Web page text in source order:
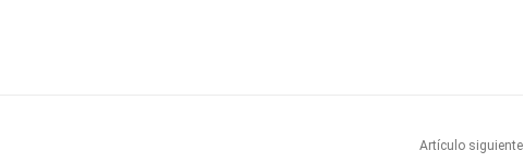
Artículo siguiente